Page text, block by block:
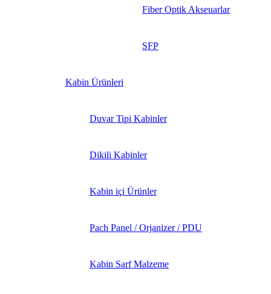
Fiber Optik Akseuarlar
SFP
Kabin Ürünleri
Duvar Tipi Kabinler
Dikili Kabinler
Kabin içi Ürünler
Pach Panel / Orjanizer / PDU
Kabin Sarf Malzeme